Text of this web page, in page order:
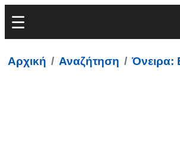
Αρχική Αναζήτηση Όνειρα: